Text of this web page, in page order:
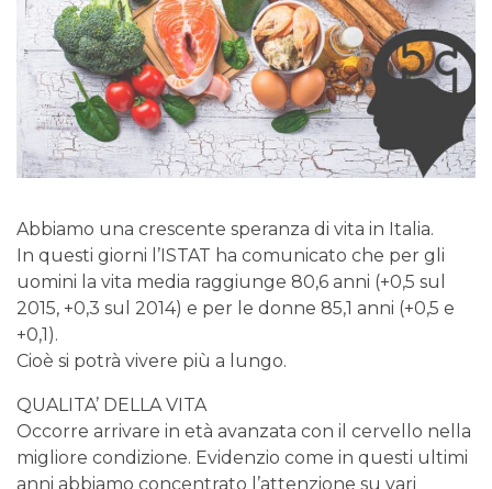
Abbiamo una crescente speranza di vita in Italia.
In questi giorni l’ISTAT ha comunicato che per gli
uomini la vita media raggiunge 80,6 anni (+0,5 sul
2015, +0,3 sul 2014) e per le donne 85,1 anni (+0,5 e
+0,1).
Cioè si potrà vivere più a lungo.
QUALITA’ DELLA VITA
Occorre arrivare in età avanzata con il cervello nella
migliore condizione. Evidenzio come in questi ultimi
anni abbiamo concentrato l’attenzione su vari